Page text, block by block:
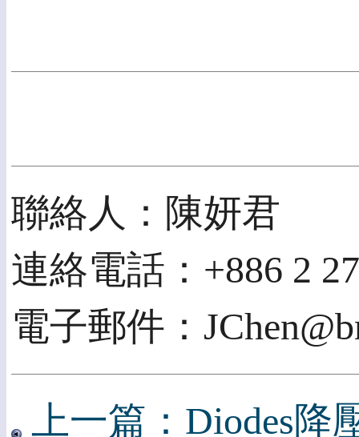
聯絡人：陳妍君
連絡電話：+886 2
電子郵件：
上一篇：Diodes